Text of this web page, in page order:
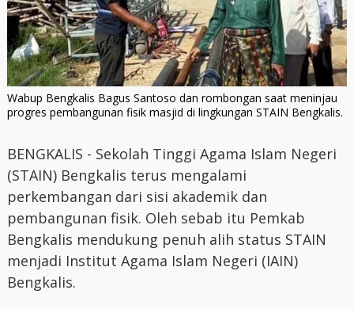
Wabup Bengkalis Bagus Santoso dan rombongan saat meninjau
progres pembangunan fisik masjid di lingkungan STAIN Bengkalis.
BENGKALIS - Sekolah Tinggi Agama Islam Negeri
(STAIN) Bengkalis terus mengalami
perkembangan dari sisi akademik dan
pembangunan fisik. Oleh sebab itu Pemkab
Bengkalis mendukung penuh alih status STAIN
menjadi Institut Agama Islam Negeri (IAIN)
Bengkalis.